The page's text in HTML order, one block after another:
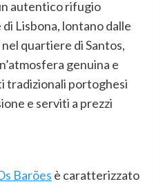
autentico rifugio
Lisbona, lontano dalle
quartiere di Santos,
genuina e
tradizionali portoghesi
e serviti a prezzi
Barões è caratterizzato